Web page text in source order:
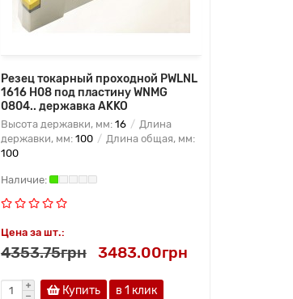
Резец токарный проходной PWLNL
1616 H08 под пластину WNMG
0804.. державка AKKO
Высота державки, мм: 16
Длина
державки, мм: 100
Длина общая, мм:
100
Цена за шт.:
4353.75грн 3483.00грн
Купить в 1 клик